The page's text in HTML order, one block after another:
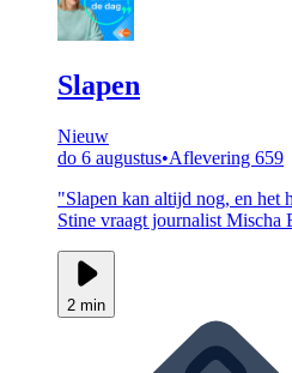
Slapen
Nieuw
do 6 augustus•Aflevering 659
"Slapen kan altijd nog, en het
Stine vraagt journalist Mischa
2 min